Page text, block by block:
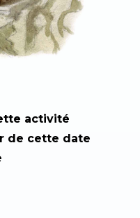
activité
de cette date